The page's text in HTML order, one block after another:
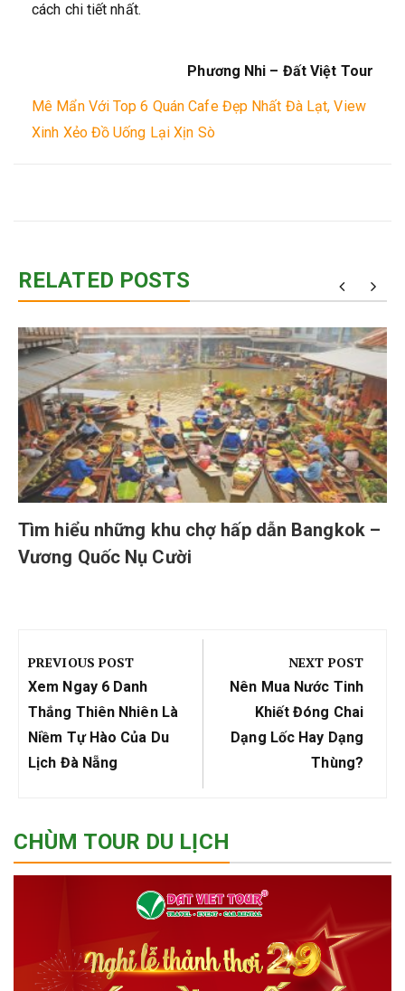
cách chi tiết nhất.
Phương Nhi – Đất Việt Tour
Mê Mẩn Với Top 6 Quán Cafe Đẹp Nhất Đà Lạt, View
Xinh Xẻo Đồ Uống Lại Xịn Sò
RELATED POSTS
Tìm hiểu những khu chợ hấp dẫn Bangkok –
Vương Quốc Nụ Cười
hướng
bài
viết
PREVIOUS POST
Previous
Post:
Xem Ngay 6 Danh
Thắng Thiên Nhiên Là
Niềm Tự Hào Của Du
Lịch Đà Nẵng
NEXT POST
Next
Post:
Nên Mua Nước Tinh
Khiết Đóng Chai
Dạng Lốc Hay Dạng
Thùng?
CHÙM TOUR DU LỊCH